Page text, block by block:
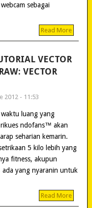
sebagai
Read More
VECTOR
VECTOR
2012 - 11:53
luang yang
rikues ndofans™ akan
seharian kemarin.
5 kilo lebih yang
fitness, akupun
yang nyaranin untuk
Read More